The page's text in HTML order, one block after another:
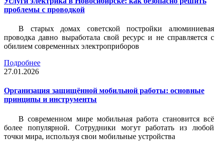
проблемы с проводкой
В старых домах советской постройки алюминиевая
проводка давно выработала свой ресурс и не справляется с
обилием современных электроприборов
Подробнее
27.01.2026
Организация защищённой мобильной работы: основные
принципы и инструменты
В современном мире мобильная работа становится всё
более популярной. Сотрудники могут работать из любой
точки мира, используя свои мобильные устройства